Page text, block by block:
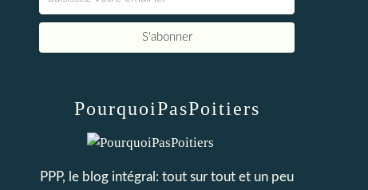
PourquoiPasPoitiers
PPP, le blog intégral: tout sur tout et un peu